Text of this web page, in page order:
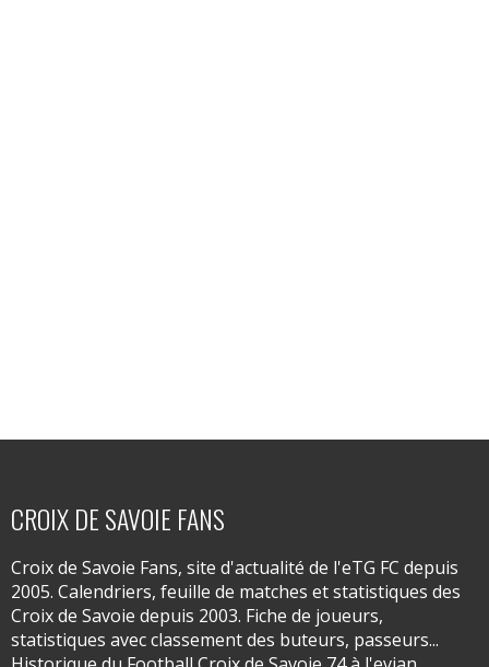
CROIX DE SAVOIE FANS
Croix de Savoie Fans, site d'actualité de l'eTG FC depuis
2005. Calendriers, feuille de matches et statistiques des
Croix de Savoie depuis 2003. Fiche de joueurs,
statistiques avec classement des buteurs, passeurs...